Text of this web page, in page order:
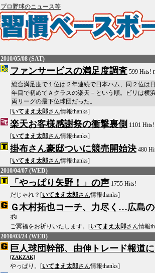
プロ野球のニュース等
2010/05/08 (SAT)
ファンサービスの満足度調査 599 Hits!
総合満足度で１位は２年連続で日本ハム、同２位は
年目で初めてＡクラスの楽天－という順。ビリは横
両リーグの最下位球団だった。
[いてまえ太郎さん情報thanks]
楽天お客様感謝祭の衝撃裏側 1101
[いてまえ太郎さん情報thanks]
掛布さん豪邸ついに競売開始決 480
[いてまえ太郎さん情報thanks]
2010/04/07 (WED)
「やっぱり矢野！」の声 1755 Hits!
だじゃれ？[いてまえ太郎さん情報thanks]
Ｇ木村拓也コーチ、力尽く…広島
ポ]
ご冥福をお祈りいたします。[いてまえ太郎さん情報
2010/03/24 (WED)
巨人球団幹部、由伸トレード報道
[ZAKZAK]
やっぱり。[いてまえ太郎さん情報thanks]